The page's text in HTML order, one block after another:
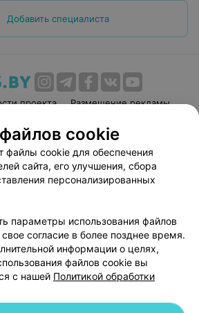
Добавить специалиста
проекта
Размещение рекламы
соглашение
Способы оплаты
Вакансии
Партнеры
руководителю 103.by
настройки cookie
персональных данных
cookie
файлы cookie для обеспечения
сайта, его улучшения, сбора
персонализированных
параметры использования файлов
согласие в более позднее время.
информации о целях,
файлов cookie вы
с нашей Политикой обработки